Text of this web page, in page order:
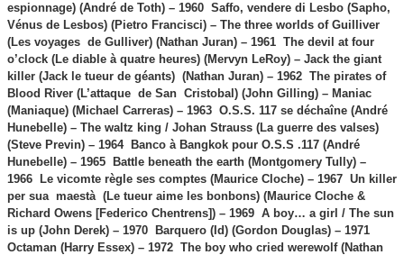
espionnage) (André de Toth) – 1960 Saffo, vendere di Lesbo (Sapho,
Vénus de Lesbos) (Pietro Francisci) – The three worlds of Guilliver
(Les voyages de Gulliver) (Nathan Juran) – 1961 The devil at four
o’clock (Le diable à quatre heures) (Mervyn LeRoy) – Jack the giant
killer (Jack le tueur de géants) (Nathan Juran) – 1962 The pirates of
Blood River (L’attaque de San Cristobal) (John Gilling) – Maniac
(Maniaque) (Michael Carreras) – 1963 O.S.S. 117 se déchaîne (André
Hunebelle) – The waltz king / Johan Strauss (La guerre des valses)
(Steve Previn) – 1964 Banco à Bangkok pour O.S.S .117 (André
Hunebelle) – 1965 Battle beneath the earth (Montgomery Tully) –
1966 Le vicomte règle ses comptes (Maurice Cloche) – 1967 Un killer
per sua maestà (Le tueur aime les bonbons) (Maurice Cloche &
Richard Owens [Federico Chentrens]) – 1969 A boy… a girl / The sun
is up (John Derek) – 1970 Barquero (Id) (Gordon Douglas) – 1971
Octaman (Harry Essex) – 1972 The boy who cried werewolf (Nathan